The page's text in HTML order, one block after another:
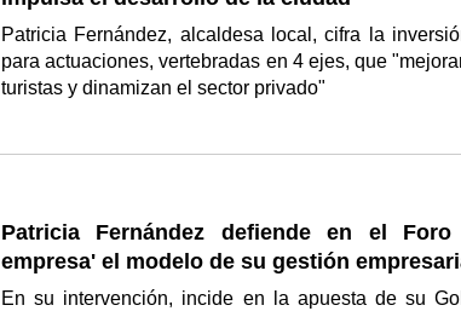
Patricia Fernández, alcaldesa local, cifra la
para actuaciones, vertebradas en 4 ejes, que
turistas y dinamizan el sector privado"
Patricia Fernández defiende en el
empresa' el modelo de su gestión
En su intervención, incide en la apuesta de su